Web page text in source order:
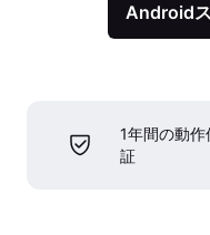
Android
1年間の動作
証